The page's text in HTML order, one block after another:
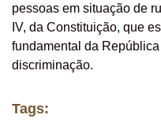
pessoas em situação de
IV, da Constituição, que
fundamental da
discriminação.
Tags: